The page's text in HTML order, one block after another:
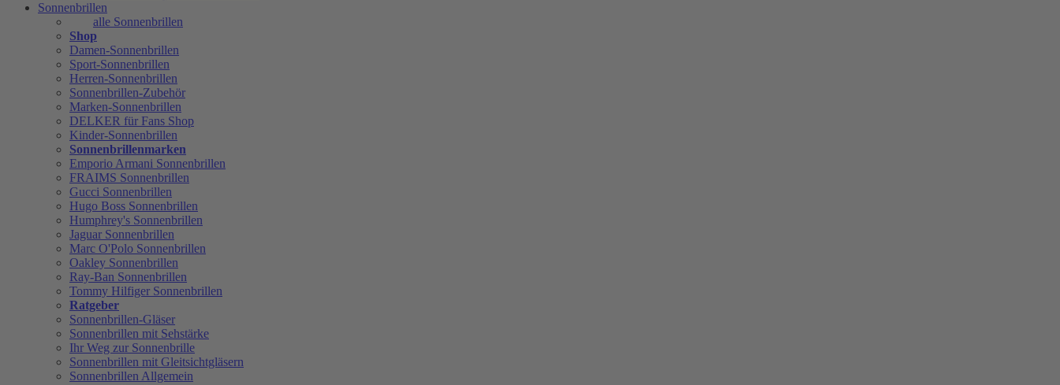
Sonnenbrillen
alle Sonnenbrillen
Shop
Damen-Sonnenbrillen
Sport-Sonnenbrillen
Herren-Sonnenbrillen
Sonnenbrillen-Zubehör
Marken-Sonnenbrillen
DELKER für Fans Shop
Kinder-Sonnenbrillen
Sonnenbrillenmarken
Emporio Armani Sonnenbrillen
FRAIMS Sonnenbrillen
Gucci Sonnenbrillen
Hugo Boss Sonnenbrillen
Humphrey's Sonnenbrillen
Jaguar Sonnenbrillen
Marc O'Polo Sonnenbrillen
Oakley Sonnenbrillen
Ray-Ban Sonnenbrillen
Tommy Hilfiger Sonnenbrillen
Ratgeber
Sonnenbrillen-Gläser
Sonnenbrillen mit Sehstärke
Ihr Weg zur Sonnenbrille
Sonnenbrillen mit Gleitsichtgläsern
Sonnenbrillen Allgemein